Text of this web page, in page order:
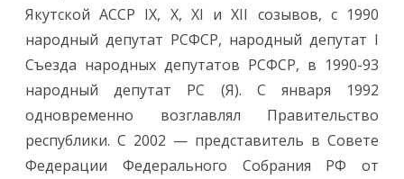
Якутской АССР IX, X, XI и XII созывов, с 1990
народный депутат РСФСР, народный депутат I
Съезда народных депутатов РСФСР, в 1990-93
народный депутат РС (Я). С января 1992
одновременно возглавлял Правительство
республики. С 2002 — представитель в Совете
Федерации Федерального Собрания РФ от